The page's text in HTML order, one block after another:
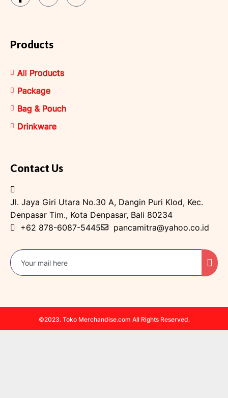
Products
All Products
Package
Bag & Pouch
Drinkware
Contact Us
Jl. Jaya Giri Utara No.30 A, Dangin Puri Klod, Kec.
Denpasar Tim., Kota Denpasar, Bali 80234
+62 878-6087-5445
pancamitra@yahoo.co.id
©2023. Toko Merchandise.com All Rights Reserved.